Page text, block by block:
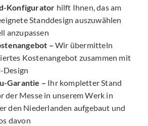
Konfigurator hilft Ihnen, das am
Standdesign auszuwählen
anzupassen
– Wir übermitteln
Kostenangebot zusammen mit
Design
Garantie – Ihr kompletter Stand
der Messe in unserem Werk in
den Niederlanden aufgebaut und
davon